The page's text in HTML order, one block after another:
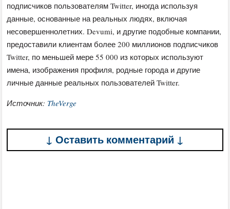
подписчиков пользователям Twitter, иногда используя
данные, основанные на реальных людях, включая
несовершеннолетних. Devumi, и другие подобные компании,
предоставили клиентам более 200 миллионов подписчиков
Twitter, по меньшей мере 55 000 из которых используют
имена, изображения профиля, родные города и другие
личные данные реальных пользователей Twitter.
Источник: TheVerge
↓ Оставить комментарий ↓